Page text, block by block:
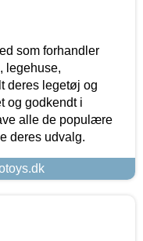
som forhandler
legehuse,
deres legetøj og
og godkendt i
alle de populære
deres udvalg.